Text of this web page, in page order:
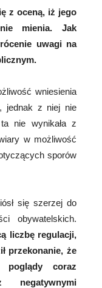
z oceną, iż jego
mienia. Jak
uwagi na
wniesienia
jednak z niej nie
nie wynikała z
w możliwość
sporów
się szerzej do
obywatelskich.
liczbę regulacji,
przekonanie, że
poglądy coraz